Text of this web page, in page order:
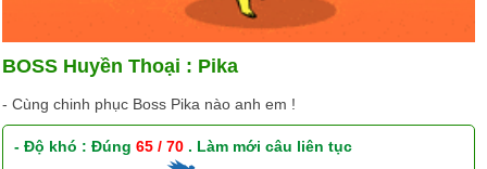
BOSS Huyền Thoại : Pika
- Cùng chinh phục Boss Pika nào anh em !
- Độ khó : Đúng65 / 70 . Làm mới câu liên tục